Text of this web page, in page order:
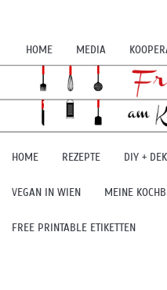
HOME MEDIA
HOME REZEPTE DIY +
VEGAN IN WIEN MEINE
FREE PRINTABLE ETIKETTEN